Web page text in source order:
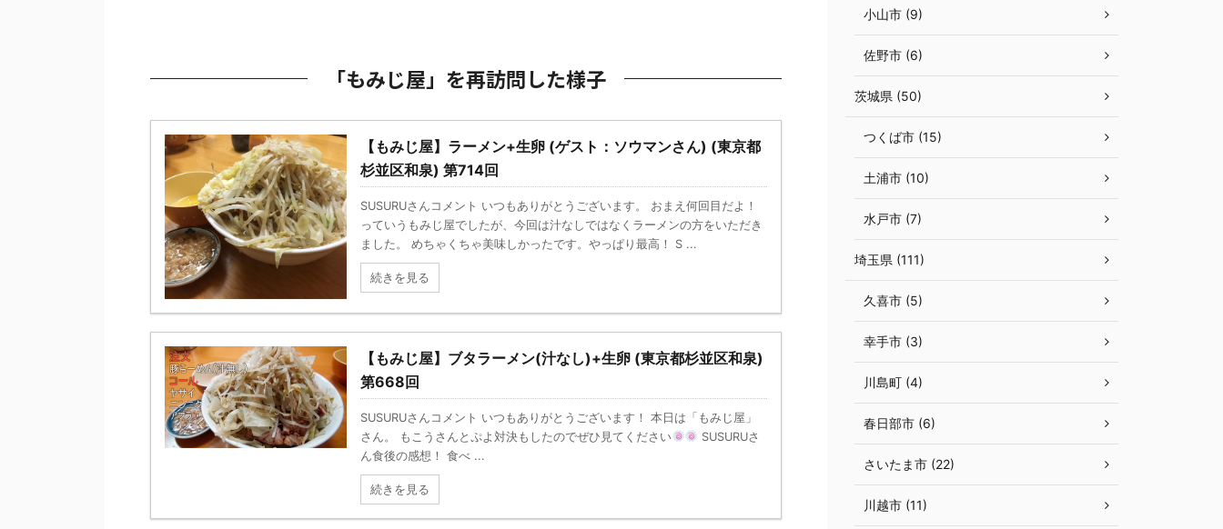
「もみじ屋」を再訪問した様子
【もみじ屋】ラーメン+生卵 (ゲスト：ソウマンさん) (東京都
杉並区和泉) 第714回
SUSURUさんコメント いつもありがとうございます。 おまえ何回目だよ！
っていうもみじ屋でしたが、今回は汁なしではなくラーメンの方をいただき
ました。 めちゃくちゃ美味しかったです。やっぱり最高！ S ...
続きを見る
【もみじ屋】ブタラーメン(汁なし)+生卵 (東京都杉並区和泉)
第668回
SUSURUさんコメント いつもありがとうございます！ 本日は「もみじ屋」
さん。 もこうさんとぷよ対決もしたのでぜひ見てください
SUSURUさ
ん食後の感想！ 食べ ...
続きを見る
小山市 (9)
佐野市 (6)
茨城県 (50)
つくば市 (15)
土浦市 (10)
水戸市 (7)
埼玉県 (111)
久喜市 (5)
幸手市 (3)
川島町 (4)
春日部市 (6)
さいたま市 (22)
川越市 (11)